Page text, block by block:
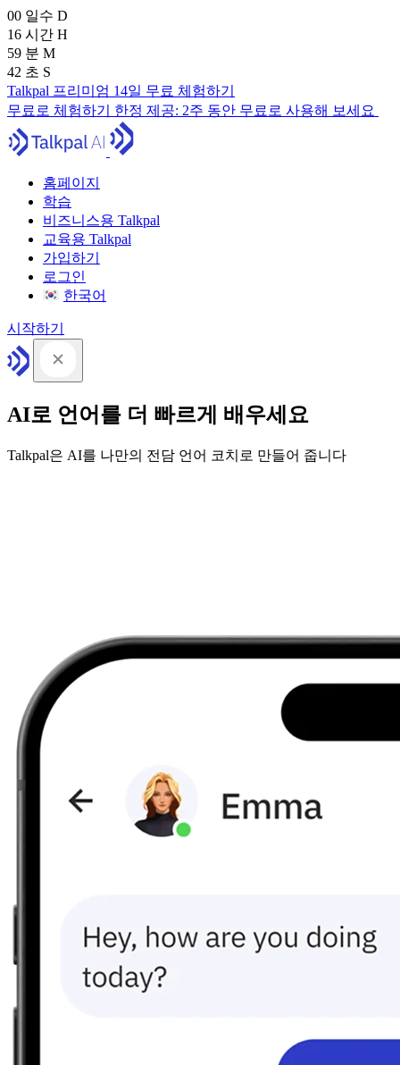
00 일수 D
16 시간 H
59 분 M
41 초 S
Talkpal 프리미엄 14일 무료 체험하기
무료로 체험하기 한정 제공: 2주 동안 무료로 사용해 보세요
홈페이지
학습
비즈니스용 Talkpal
교육용 Talkpal
가입하기
로그인
한국어
시작하기
AI로 언어를 더 빠르게 배우세요
Talkpal은 AI를 나만의 전담 언어 코치로 만들어 줍니다